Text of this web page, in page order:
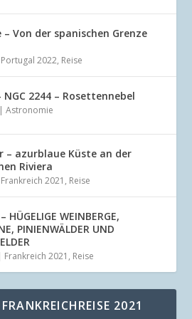
– Von der spanischen Grenze
Portugal 2022, Reise
NGC 2244 – Rosettennebel
|Astronomie
– azurblaue Küste an der
Riviera
Frankreich 2021 , Reise
HÜGELIGE WEINBERGE,
PINIENWÄLDER UND
Frankreich 2021 , Reise
2021